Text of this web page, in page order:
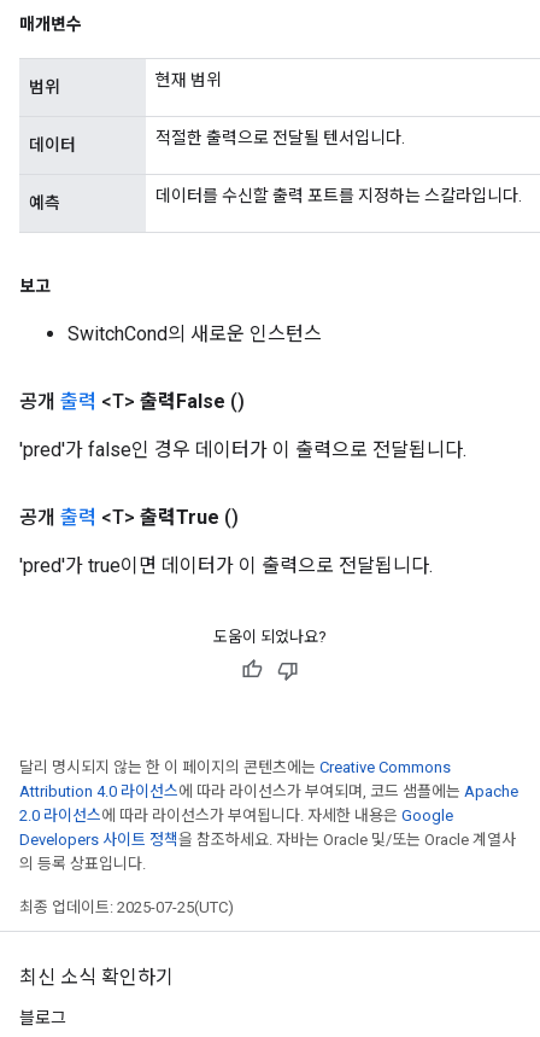
매개변수
범위 현재 범위
데이터 적절한 출력으로 전달될 텐서입니다.
예측 데이터를 수신할 출력 포트를 지정하는 스칼라입니다.
보고
SwitchCond의 새로운 인스턴스
공개 출력 <T> 출력False ()
'pred'가 false인 경우 데이터가 이 출력으로 전달됩니다.
공개 출력 <T> 출력True ()
'pred'가 true이면 데이터가 이 출력으로 전달됩니다.
도움이 되었나요?
달리 명시되지 않는 한 이 페이지의 콘텐츠에는 Creative Commons
Attribution 4.0 라이선스에 따라 라이선스가 부여되며, 코드 샘플에는 Apache
2.0 라이선스에 따라 라이선스가 부여됩니다. 자세한 내용은 Google
Developers 사이트 정책을 참조하세요. 자바는 Oracle 및/또는 Oracle 계열사
의 등록 상표입니다.
최종 업데이트: 2025-07-25(UTC)
최신 소식 확인하기
블로그